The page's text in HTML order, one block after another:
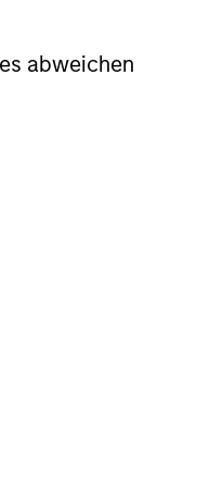
abweichen
Dazu